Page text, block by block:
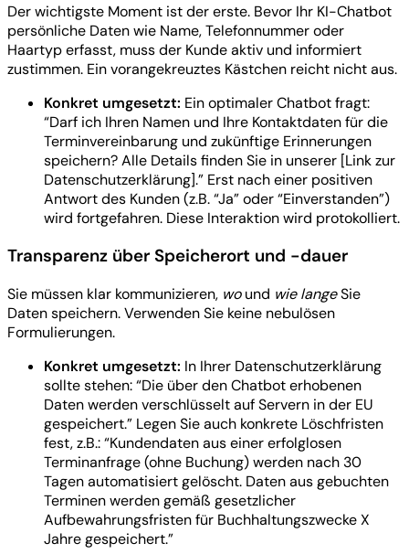
Der wichtigste Moment ist der erste. Bevor Ihr KI-Chatbot
persönliche Daten wie Name, Telefonnummer oder
Haartyp erfasst, muss der Kunde aktiv und informiert
zustimmen. Ein vorangekreuztes Kästchen reicht nicht aus.
Konkret umgesetzt: Ein optimaler Chatbot fragt:
“Darf ich Ihren Namen und Ihre Kontaktdaten für die
Terminvereinbarung und zukünftige Erinnerungen
speichern? Alle Details finden Sie in unserer [Link zur
Datenschutzerklärung].” Erst nach einer positiven
Antwort des Kunden (z.B. “Ja” oder “Einverstanden”)
wird fortgefahren. Diese Interaktion wird protokolliert.
Transparenz über Speicherort und -dauer
Sie müssen klar kommunizieren, wound wie langeSie
Daten speichern. Verwenden Sie keine nebulösen
Formulierungen.
Konkret umgesetzt: In Ihrer Datenschutzerklärung
sollte stehen: “Die über den Chatbot erhobenen
Daten werden verschlüsselt auf Servern in der EU
gespeichert.” Legen Sie auch konkrete Löschfristen
fest, z.B.: “Kundendaten aus einer erfolglosen
Terminanfrage (ohne Buchung) werden nach 30
Tagen automatisiert gelöscht. Daten aus gebuchten
Terminen werden gemäß gesetzlicher
Aufbewahrungsfristen für Buchhaltungszwecke X
Jahre gespeichert.”